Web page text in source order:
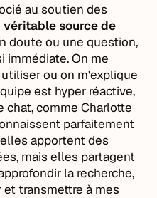
au soutien des
véritable source de
doute ou une question,
immédiate. On me
ou on m'explique
est hyper réactive,
chat, comme Charlotte
parfaitement
apportent des
mais elles partagent
la recherche,
transmettre à mes